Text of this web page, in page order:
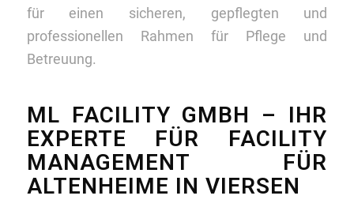
für einen sicheren, gepflegten und
professionellen Rahmen für Pflege und
Betreuung.
ML FACILITY GMBH – IHR
EXPERTE FÜR FACILITY
MANAGEMENT FÜR
ALTENHEIME IN VIERSEN